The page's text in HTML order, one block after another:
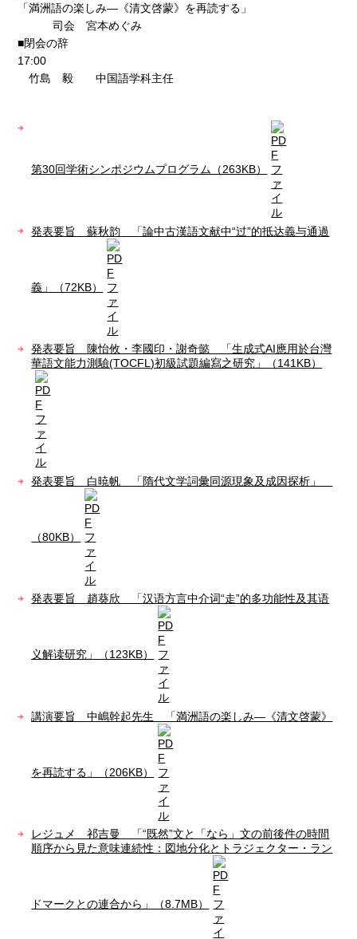
「満洲語の楽しみ―《清文啓蒙》を再読する」
司会 宮本めぐみ
■閉会の辞
17:00
竹島 毅 中国語学科主任
第30回学術シンポジウムプログラム（263KB）
発表要旨 蘇秋韵 「論中古漢語文献中“过”的抵达義与通過
義」（72KB）
発表要旨 陳怡攸・李國印・謝奇懿 「生成式AI應用於台灣
華語文能力測驗(TOCFL)初級試題編寫之研究」（141KB）
発表要旨 白暁帆 「隋代文学詞彙同源現象及成因探析」
（80KB）
発表要旨 趙葵欣 「汉语方言中介词“走”的多功能性及其语
义解读研究」（123KB）
講演要旨 中嶋幹起先生 「満洲語の楽しみ―《清文啓蒙》
を再読する」（206KB）
レジュメ 祁吉曼 「“既然”文と「なら」文の前後件の時間
順序から見た意味連続性：図地分化とトラジェクター・ラン
ドマークとの連合から」（8.7MB）